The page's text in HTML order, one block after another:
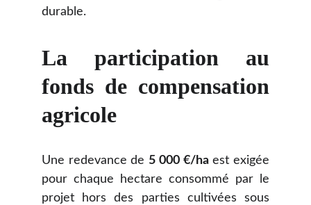
durable.
La participation au
fonds de compensation
agricole
Une redevance de 5 000 €/haest exigée
pour chaque hectare consommé par le
projet hors des parties cultivées sous